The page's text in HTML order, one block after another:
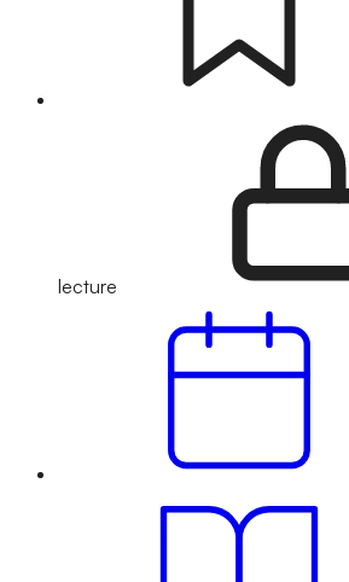
lecture